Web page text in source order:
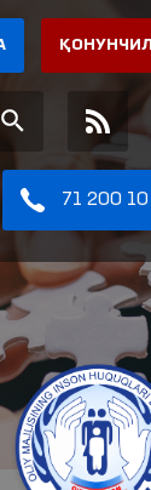
71 200 10